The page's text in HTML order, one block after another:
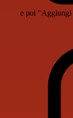
e poi "Aggiungi